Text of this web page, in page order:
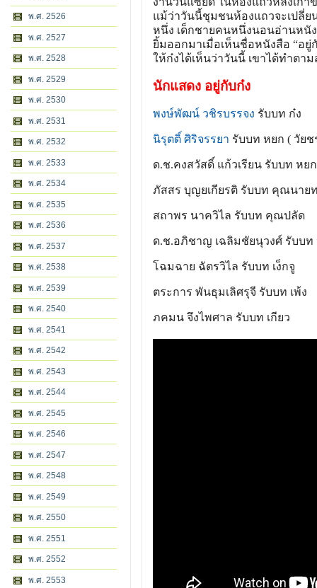
พ.ศ. 2526
พ.ศ. 2527
พ.ศ. 2528
พ.ศ. 2529
พ.ศ. 2530
พ.ศ. 2531
พ.ศ. 2532
พ.ศ. 2533
พ.ศ. 2534
พ.ศ. 2535
พ.ศ. 2536
พ.ศ. 2537
พ.ศ. 2538
พ.ศ. 2539
พ.ศ. 2540
พ.ศ. 2541
พ.ศ. 2542
พ.ศ. 2543
พ.ศ. 2544
พ.ศ. 2545
พ.ศ. 2546
พ.ศ. 2547
พ.ศ. 2548
พ.ศ. 2549
พ.ศ. 2550
พ.ศ. 2551
พ.ศ. 2552
พ.ศ. 2553
แม้ว่าวันนี้ชุมชนห้องแถวจะเปลี่
หนึ่ง เด็กชายคนหนึ่งนอนอ่านหนัง
ยิ้มออกมาเมื่อเห็นชื่อหนังสือ “อ
ให้ก๋งได้เห็นว่าวันนี้ เขาได้ทำตา
นักแสดง อยู่กับก๋ง
พงษ์พัฒน์ วชิรบรรจง รับบท ก๋ง
นิรุตติ์ ศิริจรรยา รับบท หยก ( วัยช
ด.ช.คงสวัสดิ์ แก้วเรียน รับบท หยก
ภัสสร บุญยเกียรติ รับบท คุณนาย
สถาพร นาควิไล รับบท คุณปลัด
ด.ช.อภิชาญ เฉลิมชัยนุวงศ์ รับบท
โฉมฉาย ฉัตรวิไล รับบท เง็กจู
ตระการ พันธุมเลิศรุจี รับบท เพ้ง
ภคมน จึงไพศาล รับบท เกียว